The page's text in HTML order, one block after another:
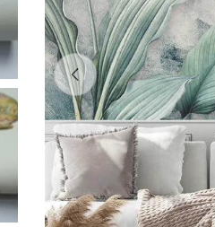
0 medyasını modda açın